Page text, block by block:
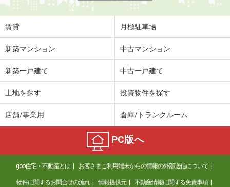
賃貸 月極駐車場
新築マンション 中古マンション
新築一戸建て 中古一戸建て
土地を探す 投資物件を探す
店舗/事業用 倉庫/トランクルーム
PC版へ
goo住宅・不動産とは お客さまご利用端末からの情報の外部送信について
物件に関するお問合せの流れ 情報提供元 不動産情報に関する免責事項